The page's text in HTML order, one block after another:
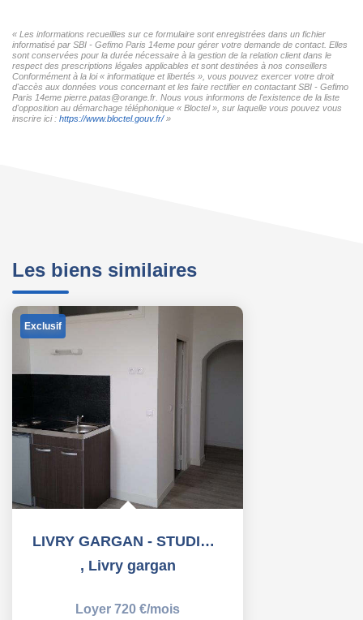
« Les informations recueillies sur ce formulaire sont enregistrées dans un fichier
informatisé par SBI - Gefimo Paris 14eme pour gérer votre demande de contact. Elles
sont conservées pour la durée nécessaire à la gestion de la relation client dans le
respect des prescriptions légales applicables et sont destinées à nos conseillers
Conformément à la loi « informatique et libertés », vous pouvez exercer votre droit
d'accès aux données vous concernant et les faire rectifier en contactant SBI - Gefimo
Paris 14eme pierre.patas@orange.fr. Nous vous informons de l'existence de la liste
d'opposition au démarchage téléphonique « Bloctel », sur laquelle vous pouvez vous
inscrire ici : https://www.bloctel.gouv.fr/»
Les biens similaires
Exclusif
LIVRY GARGAN - STUDIO - 19.16 m2
, Livry gargan
Loyer 720 €/mois